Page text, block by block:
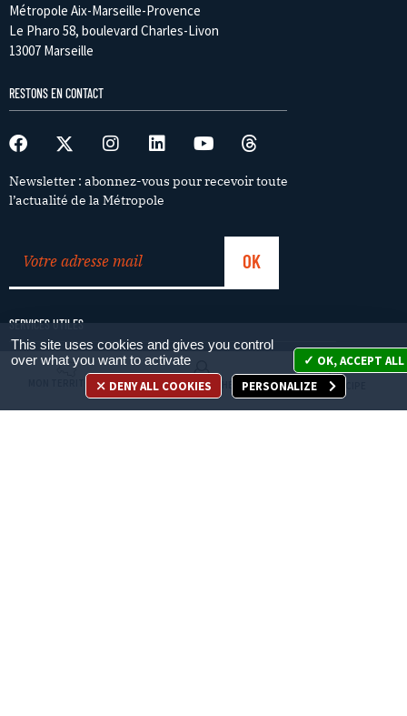
Métropole Aix-Marseille-Provence
Le Pharo 58, boulevard Charles-Livon
13007 Marseille
RESTONS EN CONTACT
Newsletter : abonnez-vous pour recevoir toute
l’actualité de la Métropole
SERVICES UTILES
Mon territoire
Mes démarches
MON TERRITOIRE MES DÉMARCHES JE PARTICIPE
This site uses cookies and gives you control
over what you want to activate
OK, ACCEPT ALL
DENY ALL COOKIES
PERSONALIZE